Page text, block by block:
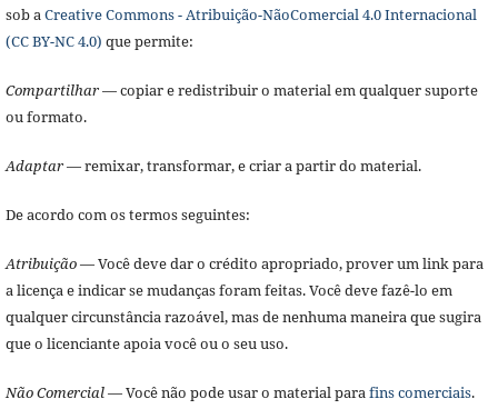
sob a Creative Commons - Atribuição-NãoComercial 4.0 Internacional
(CC BY-NC 4.0) que permite:
Compartilhar— copiar e redistribuir o material em qualquer suporte
ou formato.
Adaptar— remixar, transformar, e criar a partir do material.
De acordo com os termos seguintes:
Atribuição— Você deve dar o crédito apropriado, prover um link para
a licença e indicar se mudanças foram feitas. Você deve fazê-lo em
qualquer circunstância razoável, mas de nenhuma maneira que sugira
que o licenciante apoia você ou o seu uso.
Não Comercial— Você não pode usar o material parafins comerciais.